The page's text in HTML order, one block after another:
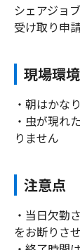
シェアジョ
受け取り申請
現場環境
・朝はかな
・虫が現れ
りません
注意点
・当日欠勤
をお断りさ